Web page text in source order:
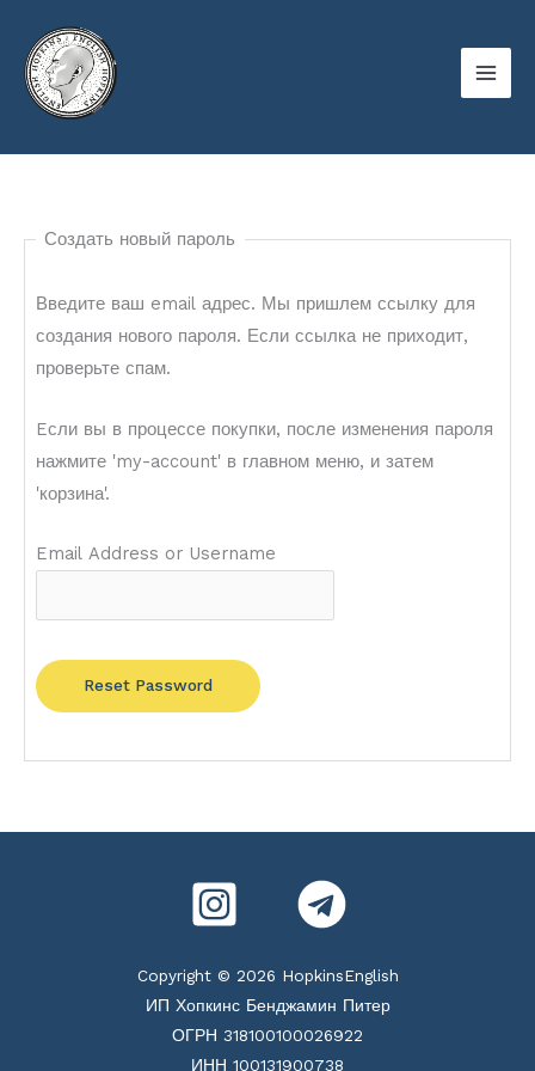
content
Создать новый пароль
Введите ваш email адрес. Мы пришлем ссылку для
создания нового пароля. Если ссылка не приходит,
проверьте спам.
Eсли вы в процессе покупки, после изменения пароля
нажмите 'my-account' в главном меню, и затем
'корзина'.
Email Address or Username
Reset Password
Copyright © 2026 HopkinsEnglish
ИП Хопкинс Бенджамин Питер
ОГРН 318100100026922
ИНН 100131900738